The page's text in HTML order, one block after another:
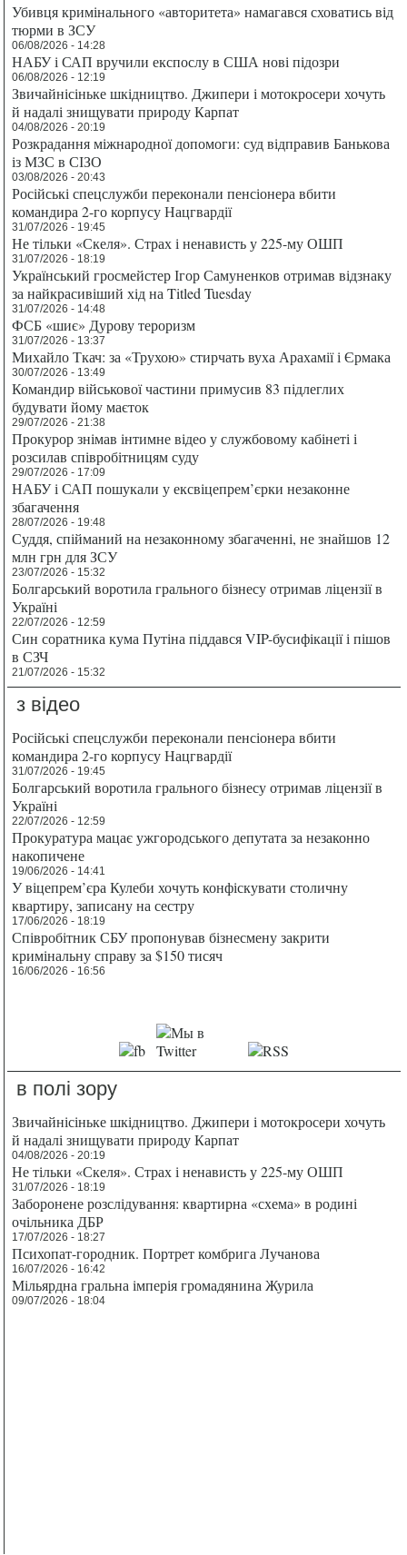
Убивця кримінального «авторитета» намагався сховатись від
тюрми в ЗСУ
06/08/2026 - 14:28
НАБУ і САП вручили експослу в США нові підозри
06/08/2026 - 12:19
Звичайнісіньке шкідництво. Джипери і мотокросери хочуть
й надалі знищувати природу Карпат
04/08/2026 - 20:19
Розкрадання міжнародної допомоги: суд відправив Банькова
із МЗС в СІЗО
03/08/2026 - 20:43
Російські спецслужби переконали пенсіонера вбити
командира 2-го корпусу Нацгвардії
31/07/2026 - 19:45
Не тільки «Скеля». Страх і ненависть у 225-му ОШП
31/07/2026 - 18:19
Український гросмейстер Ігор Самуненков отримав відзнаку
за найкрасивіший хід на Titled Tuesday
31/07/2026 - 14:48
ФСБ «шиє» Дурову тероризм
31/07/2026 - 13:37
Михайло Ткач: за «Трухою» стирчать вуха Арахамії і Єрмака
30/07/2026 - 13:49
Командир військової частини примусив 83 підлеглих
будувати йому маєток
29/07/2026 - 21:38
Прокурор знімав інтимне відео у службовому кабінеті і
розсилав співробітницям суду
29/07/2026 - 17:09
НАБУ і САП пошукали у ексвіцепрем’єрки незаконне
збагачення
28/07/2026 - 19:48
Суддя, спійманий на незаконному збагаченні, не знайшов 12
млн грн для ЗСУ
23/07/2026 - 15:32
Болгарський воротила грального бізнесу отримав ліцензії в
Україні
22/07/2026 - 12:59
Син соратника кума Путіна піддався VIP-бусифікації і пішов
в СЗЧ
21/07/2026 - 15:32
з відео
Російські спецслужби переконали пенсіонера вбити
командира 2-го корпусу Нацгвардії
31/07/2026 - 19:45
Болгарський воротила грального бізнесу отримав ліцензії в
Україні
22/07/2026 - 12:59
Прокуратура мацає ужгородського депутата за незаконно
накопичене
19/06/2026 - 14:41
У віцепрем’єра Кулеби хочуть конфіскувати столичну
квартиру, записану на сестру
17/06/2026 - 18:19
Співробітник СБУ пропонував бізнесмену закрити
кримінальну справу за $150 тисяч
16/06/2026 - 16:56
в полі зору
Звичайнісіньке шкідництво. Джипери і мотокросери хочуть
й надалі знищувати природу Карпат
04/08/2026 - 20:19
Не тільки «Скеля». Страх і ненависть у 225-му ОШП
31/07/2026 - 18:19
Заборонене розслідування: квартирна «схема» в родині
очільника ДБР
17/07/2026 - 18:27
Психопат-городник. Портрет комбрига Лучанова
16/07/2026 - 16:42
Мільярдна гральна імперія громадянина Журила
09/07/2026 - 18:04